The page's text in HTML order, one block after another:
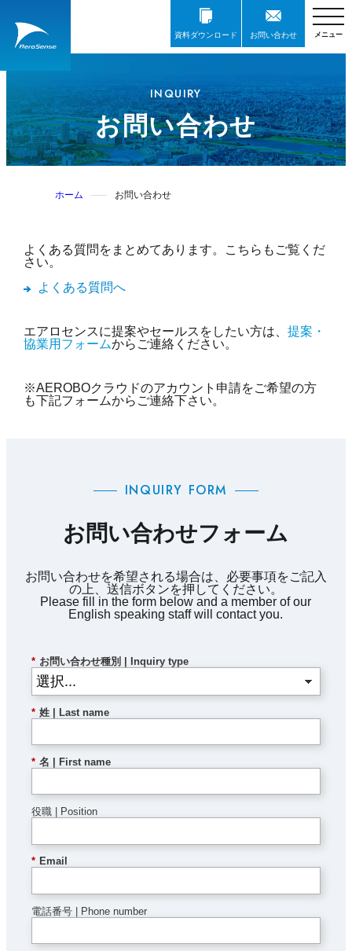
資料ダウンロード お問い合わせ
INQUIRY
お問い合わせ
ホーム お問い合わせ
よくある質問をまとめてあります。こちらもご覧くだ
さい。
よくある質問へ
エアロセンスに提案やセールスをしたい方は、 提案・
協業用フォームからご連絡ください。
※AEROBOクラウドのアカウント申請をご希望の方
も下記フォームからご連絡下さい。
INQUIRY FORM
お問い合わせフォーム
お問い合わせを希望される場合は、必要事項をご記入
の上、送信ボタンを押してください。
Please fill in the form below and a member of our
English speaking staff will contact you.
* お問い合わせ種別 | Inquiry type
* 姓 | Last name
* 名 | First name
役職 | Position
* Email
電話番号 | Phone number